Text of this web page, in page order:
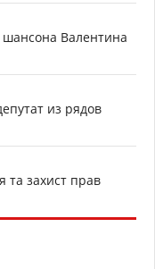
шансона Валентина
из рядов
та захист прав